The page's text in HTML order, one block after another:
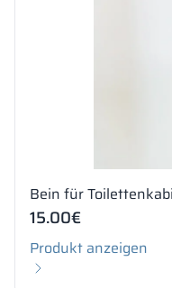
Bein für
15.00€
Produkt anzeigen